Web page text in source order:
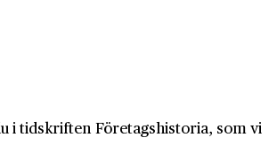
i tidskriften Företagshistoria, som vi